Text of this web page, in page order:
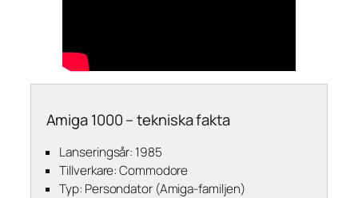
Amiga 1000 – tekniska fakta
Lanseringsår: 1985
Tillverkare: Commodore
Typ: Persondator (Amiga-familjen)